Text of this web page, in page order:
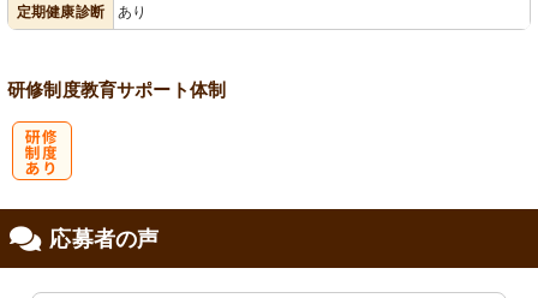
定期健康診断
あり
研修制度教育サポート体制
応募者の声